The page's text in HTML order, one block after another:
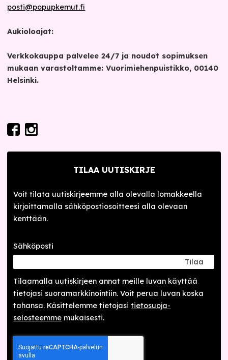
posti@popupkemut.fi
Aukioloajat:
Verkkokauppa palvelee 24/7 ja noudot sopimuksen
mukaan varastoltamme: Vuorimiehenpuistikko, 00140
Helsinki.
TILAA UUTISKIRJE
Voit tilata uutiskirjeemme alla olevalla lomakkeella
kirjoittamalla sähköpostiosoitteesi alla olevaan
kenttään.
Sähköposti
Tilaa
Tilaamalla uutis­kirjeen annat meille luvan käyttää
tietojasi suora­markkinointiin. Voit perua luvan koska
tahansa. Käsittelemme tietojasitieto­suoja­
selosteemme mukaisesti.